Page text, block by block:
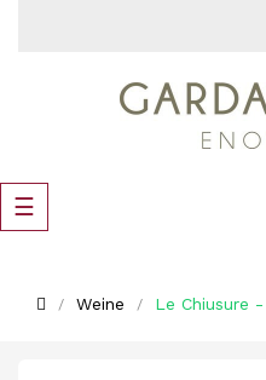
Umschalten
der
☰
Weine Le Chiusure